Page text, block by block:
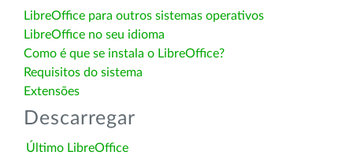
LibreOffice para outros sistemas operativos
LibreOffice no seu idioma
Como é que se instala o LibreOffice?
Requisitos do sistema
Extensões
Descarregar
Último LibreOffice